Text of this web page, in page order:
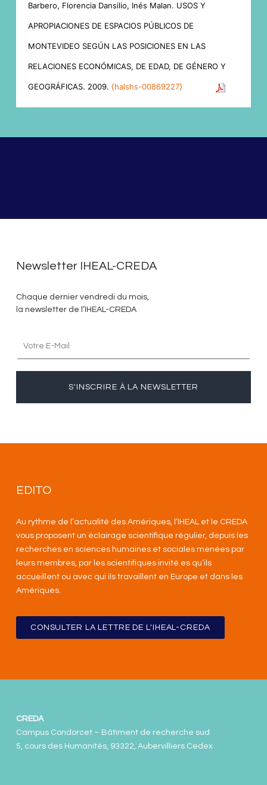
Barbero, Florencia Dansilio, Inés Malan. USOS Y
APROPIACIONES DE ESPACIOS PÚBLICOS DE
MONTEVIDEO SEGÚN LAS POSICIONES EN LAS
RELACIONES ECONÓMICAS, DE EDAD, DE GÉNERO Y
GEOGRÁFICAS. 2009. ⟨halshs-00869227⟩
Newsletter IHEAL-CREDA
Chaque dernier vendredi du mois,
la newsletter de l’IHEAL-CREDA
S'INSCRIRE À LA NEWSLETTER
EDITO
Au rythme de l’actualité des Amériques, l’IHEAL et le CREDA
vous proposent un éclairage scientifique régulier, depuis les
recherches en sciences humaines et sociales menées par
leurs membres, par les scientifiques invité.es qu’ils
accueillent ou avec qui ils travaillent en Europe et dans les
Amériques.
CONSULTER LA LETTRE DE L'IHEAL-CREDA
CREDA
Campus Condorcet – Bâtiment de recherche sud
5, cours des Humanités, 93322, Aubervilliers Cedex